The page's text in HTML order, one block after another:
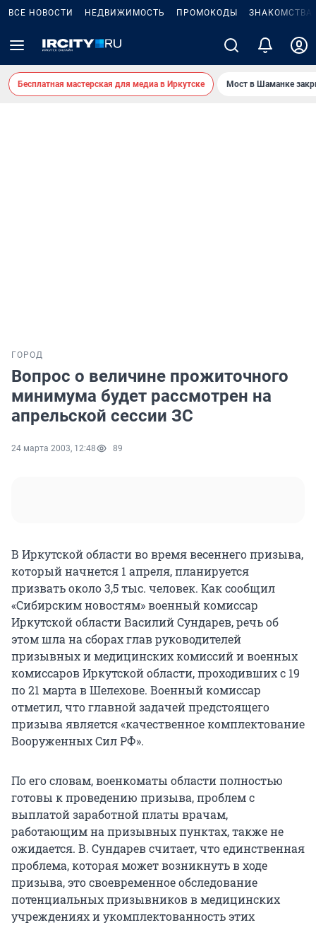
ВСЕ НОВОСТИ НЕДВИЖИМОСТЬ ПРОМОКОДЫ ЗНАКОМСТВА
Бесплатная мастерская для медиа в Иркутске Мост в Шаманке
ГОРОД
Вопрос о величине прожиточного
минимума будет рассмотрен на
апрельской сессии ЗС
24 марта 2003, 12:48 89
В Иркутской области во время весеннего призыва,
который начнется 1 апреля, планируется
призвать около 3,5 тыс. человек. Как сообщил
«Сибирским новостям» военный комиссар
Иркутской области Василий Сундарев, речь об
этом шла на сборах глав руководителей
призывных и медицинских комиссий и военных
комиссаров Иркутской области, проходивших с 19
по 21 марта в Шелехове. Военный комиссар
отметил, что главной задачей предстоящего
призыва является «качественное комплектование
Вооруженных Сил РФ».
По его словам, военкоматы области полностью
готовы к проведению призыва, проблем с
выплатой заработной платы врачам,
работающим на призывных пунктах, также не
ожидается. В. Сундарев считает, что единственная
проблема, которая может возникнуть в ходе
призыва, это своевременное обследование
потенциальных призывников в медицинских
учреждениях и укомплектованность этих